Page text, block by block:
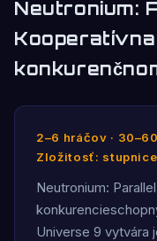
Neutronium:
2–6 hráčov ·
Zložitosť:
Neutronium:
Universe 9 vytvára